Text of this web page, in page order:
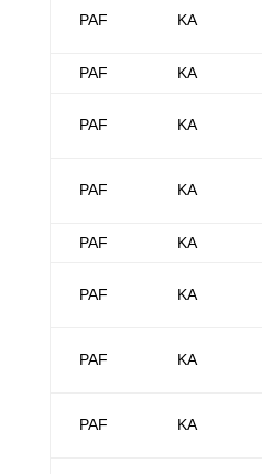
PAF KA
PAF KA
PAF KA
PAF KA
PAF KA
PAF KA
PAF KA
PAF KA